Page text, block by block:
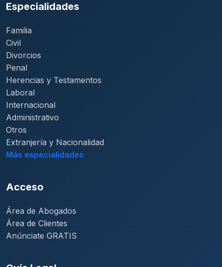
Especialidades
Familia
Civil
Divorcios
Penal
Herencias y Testamentos
Laboral
Internacional
Administrativo
Otros
Extranjería y Nacionalidad
Más especialidades
Acceso
Área de Abogados
Área de Clientes
Anúnciate GRATIS